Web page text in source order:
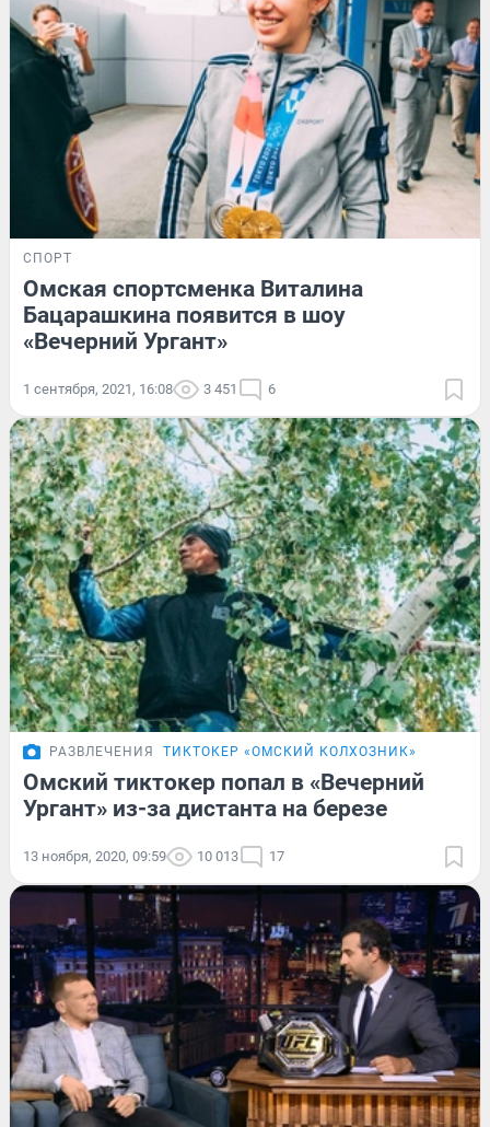
СПОРТ
Омская спортсменка Виталина
Бацарашкина появится в шоу
«Вечерний Ургант»
1 сентября, 2021, 16:08 3 451 6
РАЗВЛЕЧЕНИЯ ТИКТОКЕР «ОМСКИЙ КОЛХОЗНИК»
Омский тиктокер попал в «Вечерний
Ургант» из-за дистанта на березе
13 ноября, 2020, 09:59 10 013 17